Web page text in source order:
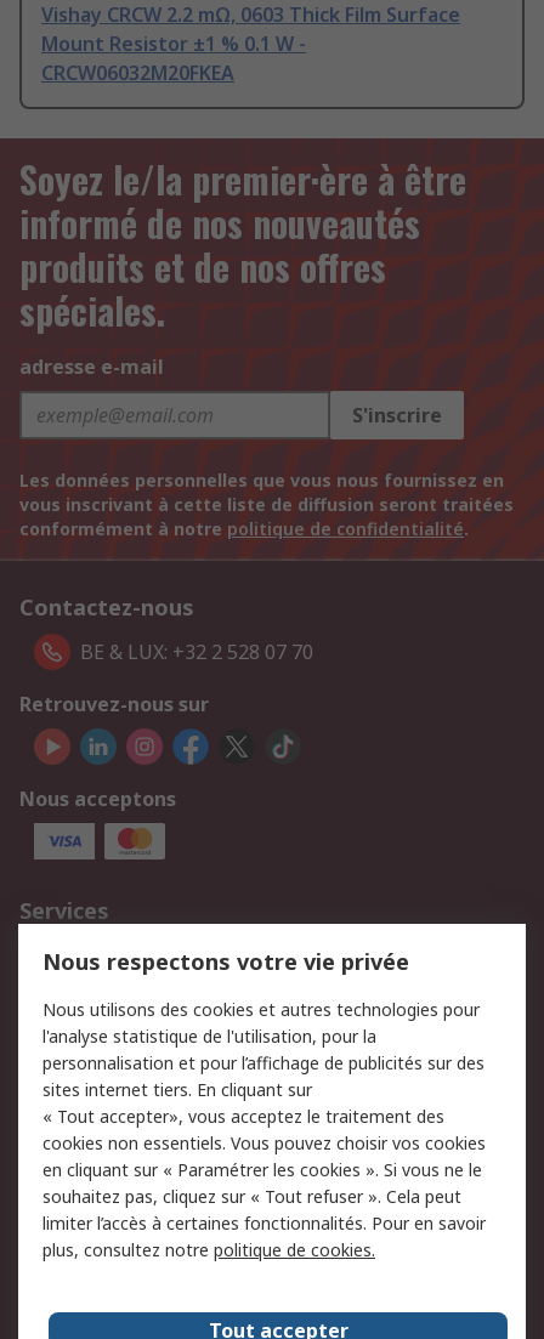
Vishay CRCW 2.2 mΩ, 0603 Thick Film Surface
Mount Resistor ±1 % 0.1 W -
CRCW06032M20FKEA
Soyez le/la premier·ère à être
informé de nos nouveautés
produits et de nos offres
spéciales.
adresse e-mail
S'inscrire
Les données personnelles que vous nous fournissez en
vous inscrivant à cette liste de diffusion seront traitées
conformément à notre politique de confidentialité.
Contactez-nous
BE & LUX: +32 2 528 07 70
Retrouvez-nous sur
Nous acceptons
Services
750.000 produits
2.500 marques
Retours
Support technique
Track & trace
Legal
Politique de cookies
Sécurité des e-mails
Politique de protection
des données - Mise à
jour
Conditions générales
de vente
A propos de RS
Nous respectons votre vie privée
Nous utilisons des cookies et autres technologies pour
l'analyse statistique de l'utilisation, pour la
personnalisation et pour l’affichage de publicités sur des
sites internet tiers. En cliquant sur
« Tout accepter», vous acceptez le traitement des
cookies non essentiels. Vous pouvez choisir vos cookies
en cliquant sur « Paramétrer les cookies ». Si vous ne le
souhaitez pas, cliquez sur « Tout refuser ». Cela peut
limiter l’accès à certaines fonctionnalités. Pour en savoir
plus, consultez notre politique de cookies.
Tout accepter